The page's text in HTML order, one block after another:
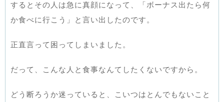
するとその人は急に真顔になって、「ボーナス出たら何
か食べに行こう」と言い出したのです。
正直言って困ってしまいました。
だって、こんな人と食事なんてしたくないですから。
どう断ろうか迷っていると、こいつはとんでもないこと